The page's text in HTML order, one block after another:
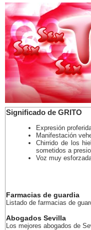
Significado de GRITO
Expresión
Manifestación
Chirrido de los
sometidos a
Voz muy
Farmacias de guardia
Listado de farmacias de
Abogados Sevilla
Los mejores abogados de